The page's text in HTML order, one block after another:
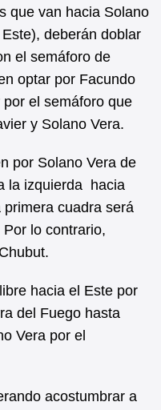
que van hacia Solano
deberán doblar
el semáforo de
optar por Facundo
el semáforo que
y Solano Vera.
por Solano Vera de
la izquierda hacia
cuadra será
lo contrario,
hacia el Este por
del Fuego hasta
Vera por el
acostumbrar a